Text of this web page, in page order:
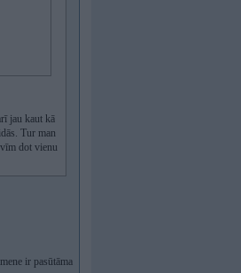
jau kaut kā
Tur man
dot vienu
ir pasūtāma